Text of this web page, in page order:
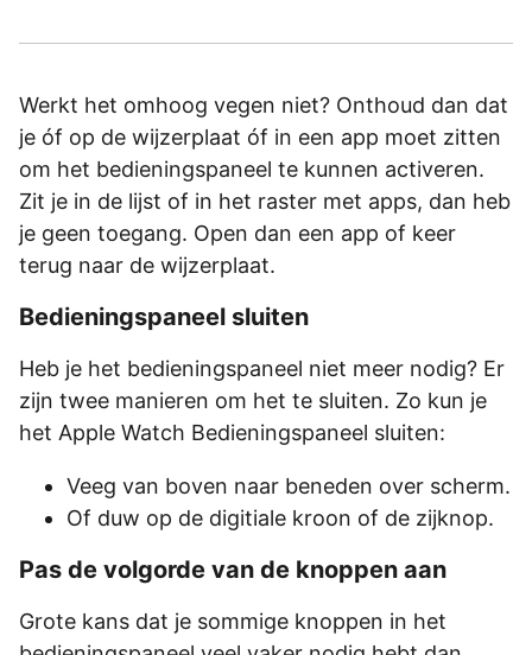
Werkt het omhoog vegen niet? Onthoud dan dat
je óf op de wijzerplaat óf in een app moet zitten
om het bedieningspaneel te kunnen activeren.
Zit je in de lijst of in het raster met apps, dan heb
je geen toegang. Open dan een app of keer
terug naar de wijzerplaat.
Bedieningspaneel sluiten
Heb je het bedieningspaneel niet meer nodig? Er
zijn twee manieren om het te sluiten. Zo kun je
het Apple Watch Bedieningspaneel sluiten:
Veeg van boven naar beneden over scherm.
Of duw op de digitiale kroon of de zijknop.
Pas de volgorde van de knoppen aan
Grote kans dat je sommige knoppen in het